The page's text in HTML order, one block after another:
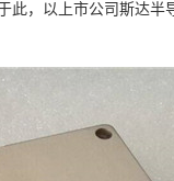
，以上市公司斯达半